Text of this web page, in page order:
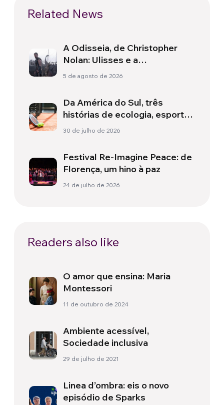
Related News
A Odisseia, de Christopher
Nolan: Ulisses e a
necessidade de um novo
5 de agosto de 2026
Da América do Sul, três
histórias de ecologia, esporte
e saúde
30 de julho de 2026
Festival Re-Imagine Peace: de
Florença, um hino à paz
24 de julho de 2026
Readers also like
O amor que ensina: Maria
Montessori
11 de outubro de 2024
Ambiente acessível,
Sociedade inclusiva
29 de julho de 2021
Linea d’ombra: eis o novo
episódio de Sparks